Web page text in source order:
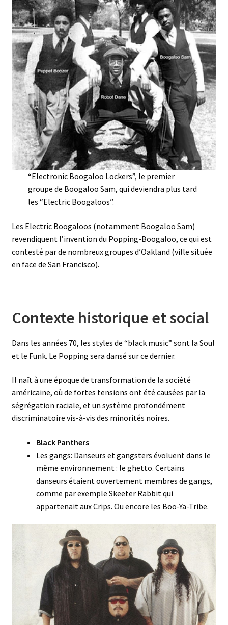
“Electronic Boogaloo Lockers”, le premier
groupe de Boogaloo Sam, qui deviendra plus tard
les “Electric Boogaloos”.
Les Electric Boogaloos (notamment Boogaloo Sam)
revendiquent l’invention du Popping-Boogaloo, ce qui est
contesté par de nombreux groupes d’Oakland (ville située
en face de San Francisco).
Contexte historique et social
Dans les années 70, les styles de “black music” sont la Soul
et le Funk. Le Popping sera dansé sur ce dernier.
Il naît à une époque de transformation de la société
américaine, où de fortes tensions ont été causées par la
ségrégation raciale, et un système profondément
discriminatoire vis-à-vis des minorités noires.
Black Panthers
Les gangs: Danseurs et gangsters évoluent dans le
même environnement : le ghetto. Certains
danseurs étaient ouvertement membres de gangs,
comme par exemple Skeeter Rabbit qui
appartenait aux Crips. Ou encore les Boo-Ya-Tribe.